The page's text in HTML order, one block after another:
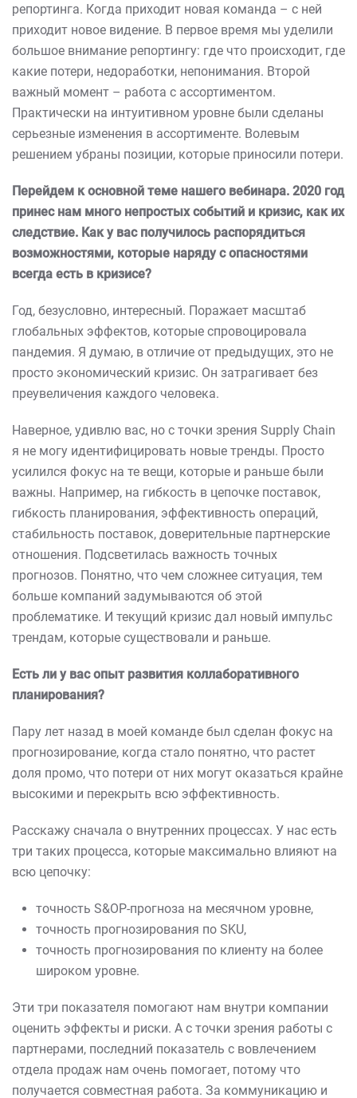
репортинга. Когда приходит новая команда – с ней
приходит новое видение. В первое время мы уделили
большое внимание репортингу: где что происходит, где
какие потери, недоработки, непонимания. Второй
важный момент – работа с ассортиментом.
Практически на интуитивном уровне были сделаны
серьезные изменения в ассортименте. Волевым
решением убраны позиции, которые приносили потери.
Перейдем к основной теме нашего вебинара. 2020 год
принес нам много непростых событий и кризис, как их
следствие. Как у вас получилось распорядиться
возможностями, которые наряду с опасностями
всегда есть в кризисе?
Год, безусловно, интересный. Поражает масштаб
глобальных эффектов, которые спровоцировала
пандемия. Я думаю, в отличие от предыдущих, это не
просто экономический кризис. Он затрагивает без
преувеличения каждого человека.
Наверное, удивлю вас, но с точки зрения Supply Chain
я не могу идентифицировать новые тренды. Просто
усилился фокус на те вещи, которые и раньше были
важны. Например, на гибкость в цепочке поставок,
гибкость планирования, эффективность операций,
стабильность поставок, доверительные партнерские
отношения. Подсветилась важность точных
прогнозов. Понятно, что чем сложнее ситуация, тем
больше компаний задумываются об этой
проблематике. И текущий кризис дал новый импульс
трендам, которые существовали и раньше.
Есть ли у вас опыт развития коллаборативного
планирования?
Пару лет назад в моей команде был сделан фокус на
прогнозирование, когда стало понятно, что растет
доля промо, что потери от них могут оказаться крайне
высокими и перекрыть всю эффективность.
Расскажу сначала о внутренних процессах. У нас есть
три таких процесса, которые максимально влияют на
всю цепочку:
точность S&OP-прогноза на месячном уровне,
точность прогнозирования по SKU,
точность прогнозирования по клиенту на более
широком уровне.
Эти три показателя помогают нам внутри компании
оценить эффекты и риски. А с точки зрения работы с
партнерами, последний показатель с вовлечением
отдела продаж нам очень помогает, потому что
получается совместная работа. За коммуникацию и